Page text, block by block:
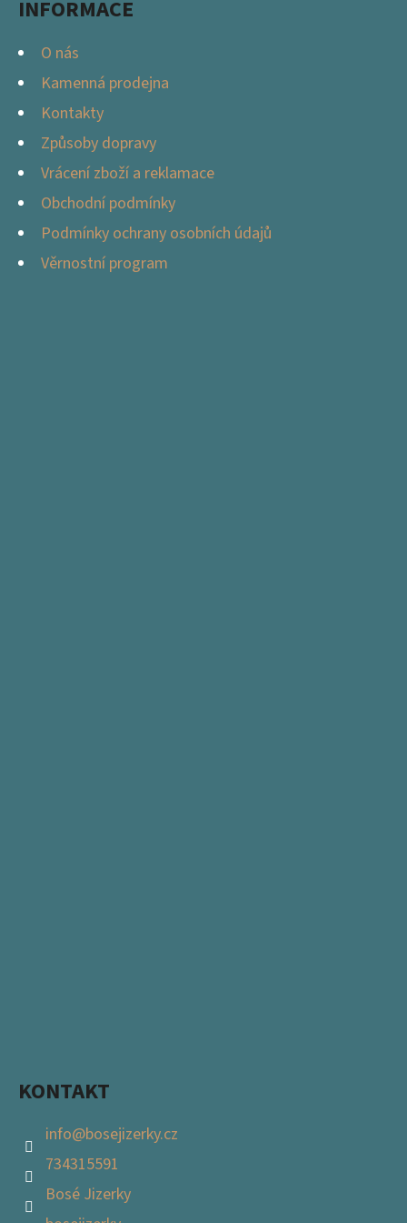
INFORMACE
O nás
Kamenná prodejna
Kontakty
Způsoby dopravy
Vrácení zboží a reklamace
Obchodní podmínky
Podmínky ochrany osobních údajů
Věrnostní program
KONTAKT
info@bosejizerky.cz
734315591
Bosé Jizerky